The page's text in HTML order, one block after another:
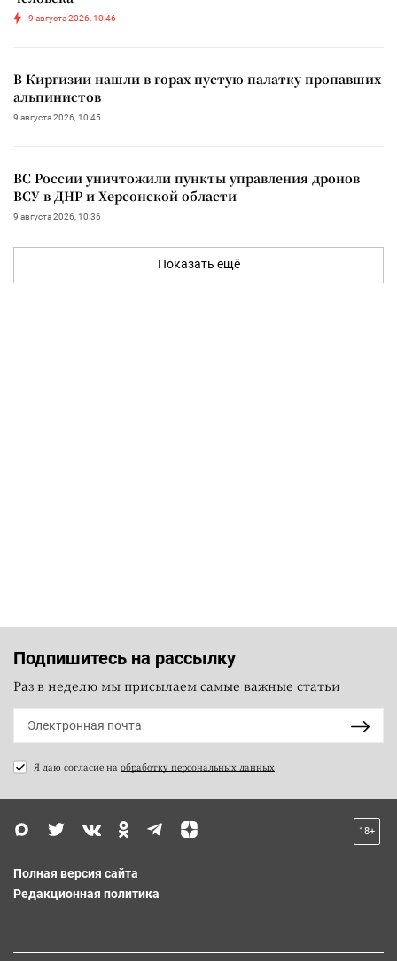
9 августа 2026, 10:46
В Киргизии нашли в горах пустую палатку пропавших
альпинистов
9 августа 2026, 10:45
ВС России уничтожили пункты управления дронов
ВСУ в ДНР и Херсонской области
9 августа 2026, 10:36
Показать ещё
Подпишитесь на рассылку
Раз в неделю мы присылаем самые важные статьи
Я даю согласие на обработку персональных данных
18+
Полная версия сайта
Редакционная политика